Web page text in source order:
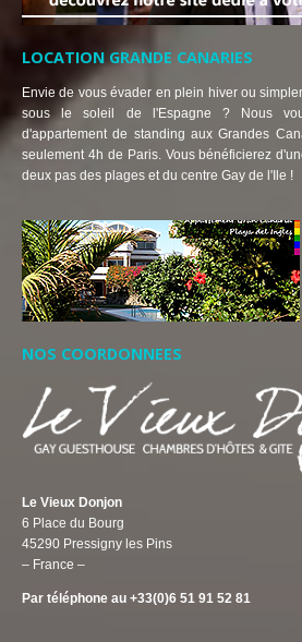
LOCATION GRANDE CANARIES
Envie de vous évader en plein hiver ou
sous le soleil de l'Espagne ? Nous
d'appartement de standing aux Grandes
seulement 4h de Paris. Vous bénéficierez
deux pas des plages et du centre Gay de l'Ile !
NOS COORDONNEES
Le Vieux Donjon
6 Place du Bourg
45290 Pressigny les Pins
– France –
Par téléphone au +33(0)6 51 91 52 81